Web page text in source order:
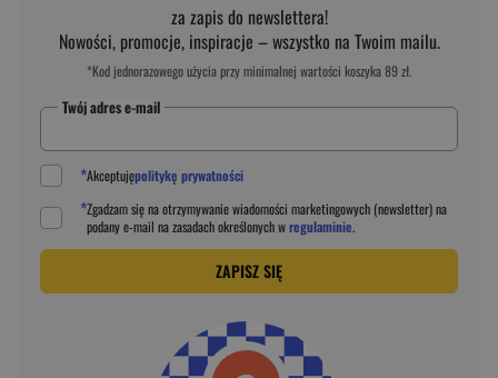
za zapis do newslettera!
Nowości, promocje, inspiracje – wszystko na Twoim mailu.
*Kod jednorazowego użycia przy minimalnej wartości koszyka 89 zł.
Twój adres e-mail
*Akceptujępolitykę prywatności
*Zgadzam się na otrzymywanie wiadomości marketingowych (newsletter) na
podanye-mail na zasadach określonych wregulaminie.
ZAPISZ SIĘ